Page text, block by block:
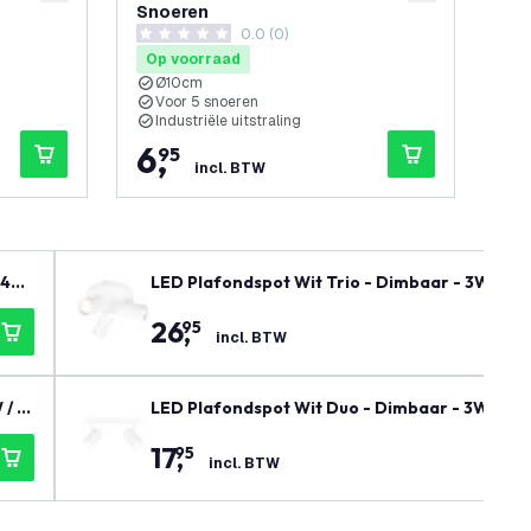
Snoeren
0 score sterren0.0 (0)
Op voorraad
Ø10cm
Voor 5 snoeren
Industriële uitstraling
6,
95
incl. BTW
/ 2
LED Plafondspot Wit Trio - Dimbaar - 3W -
26,
95 incl. BTW
LED Plafondspot Wit Duo - Dimbaar - 3W -
17,
95 incl. BTW